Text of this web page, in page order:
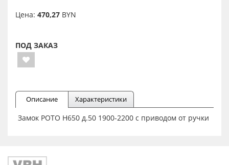
Цена: 470,27 BYN
ПОД ЗАКАЗ
Описание Характеристики
Замок РОТО H650 д.50 1900-2200 с приводом от ручки